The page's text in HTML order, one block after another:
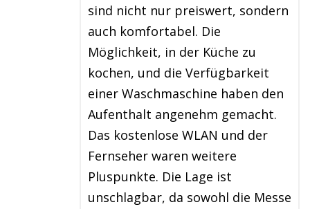
sind nicht nur preiswert, sondern
auch komfortabel. Die
Möglichkeit, in der Küche zu
kochen, und die Verfügbarkeit
einer Waschmaschine haben den
Aufenthalt angenehm gemacht.
Das kostenlose WLAN und der
Fernseher waren weitere
Pluspunkte. Die Lage ist
unschlagbar, da sowohl die Messe